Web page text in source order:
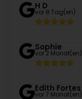
H D
vor 8 Tag(en)
Sophie
vor 2 Monat(en)
Edith Fortes
vor 7 Monat(en)